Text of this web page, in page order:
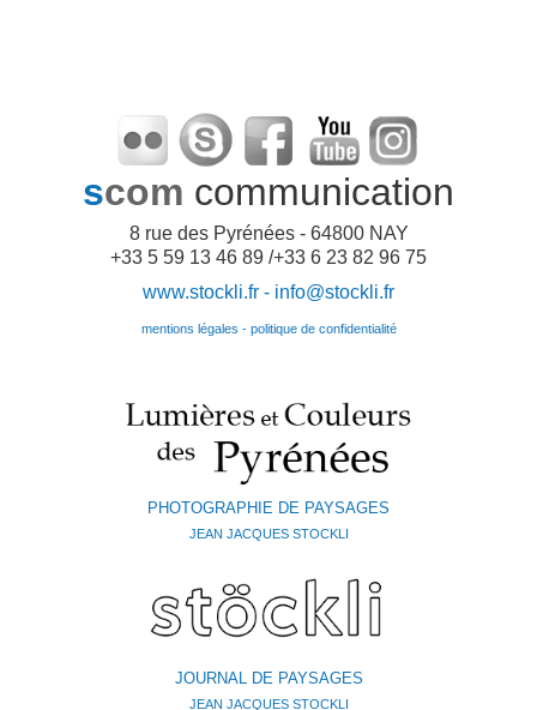
scom communication
8 rue des Pyrénées - 64800 NAY
+33 5 59 13 46 89 /+33 6 23 82 96 75
www.stockli.fr - info@stockli.fr
mentions légales - politique de confidentialité
PHOTOGRAPHIE DE PAYSAGES
JEAN JACQUES STOCKLI
JOURNAL DE PAYSAGES
JEAN JACQUES STOCKLI